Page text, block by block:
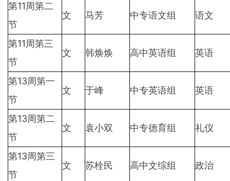
第11周第二
节
文 马芳 中专语文组 语文
第11周第三
节
文 韩焕焕 高中英语组 英语
第13周第一
节
文 于峰 中专英语组 英语
第13周第二
节
文 袁小双 中专德育组 礼仪
第13周第三
节
文 苏栓民 高中文综组 政治